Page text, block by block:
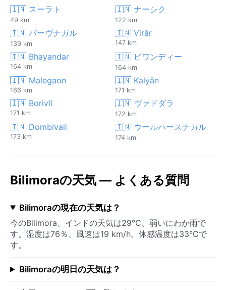
🇮🇳 スーラト
49 km
🇮🇳 ナーシク
122 km
🇮🇳 バーヴナガル
139 km
🇮🇳 Virār
147 km
🇮🇳 Bhayandar
164 km
🇮🇳 ビワンディー
164 km
🇮🇳 Malegaon
166 km
🇮🇳 Kalyān
171 km
🇮🇳 Borivli
171 km
🇮🇳 ヴァドダラ
172 km
🇮🇳 Dombivali
173 km
🇮🇳 ウールハースナガル
174 km
Bilimoraの天気 — よくある質問
Bilimoraの現在の天気は？
今のBilimora、インドの天気は29°C、弱いにわか雨で
す。湿度は76％、風速は19 km/h。体感温度は33°Cで
す。
Bilimoraの明日の天気は？